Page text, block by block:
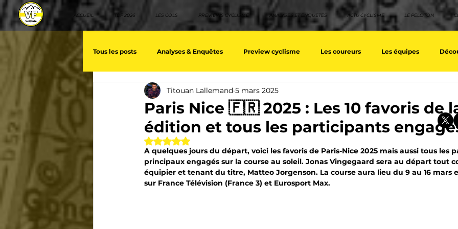
ACCUEIL TDF 2026 LES COLS PREVIEWS CYCLISME ANALYSES ET ENQUETES ACTU CYCLISME LE PELOTON
Tous les posts Analyses & Enquêtes Preview cyclisme Les coureurs Les équipes
Les voix du cyclisme Géopolitique Les Tuto cyclisme
Nos séries - Baroudeurs Meilleurs équipes Top 10 grimpeurs Top 10 pavé Top 10
Giro d'Italia TDF La vuelta / Tour d'Espagne Rétro Quizz EpopeeVF Actu
Paris Nice 🇫🇷 2025 : Les 10 favoris de
édition et tous les participants
Titouan Lallemand 5 mars 2025
Noté NaN étoiles sur 5.
A quelques jours du départ, voici les favoris de Paris-Nice 2025 mais aussi tous les
principaux engagés sur la course au soleil. Jonas Vingegaard sera au départ tout
équipier et tenant du titre, Matteo Jorgenson. La course aura lieu du 9 au 16 mars
sur France Télévision (France 3) et Eurosport Max.